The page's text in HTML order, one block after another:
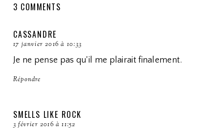
3 COMMENTS
CASSANDRE
17 janvier 2016 à 10:33
Je ne pense pas qu'il me plairait finalement.
Répondre
SMELLS LIKE ROCK
3 février 2016 à 11:52